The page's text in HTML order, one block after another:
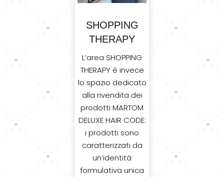
SHOPPING
THERAPY
L’area SHOPPING
THERAPY è invece
lo spazio dedicato
alla rivendita dei
prodotti MARTOM
DELUXE HAIR CODE:
i prodotti sono
caratterizzati da
un’identità
formulativa unica